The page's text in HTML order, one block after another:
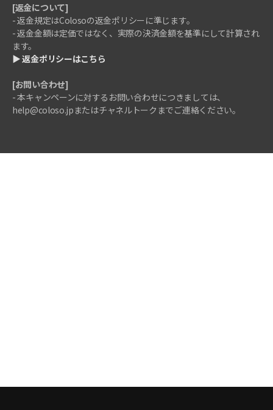
[返金について]
- 返金規定はColosoの返金ポリシーに準じます。
- 返金金額は定価ではなく、実際の決済金額を基準にして計算され
ます。
▶ 返金ポリシーはこちら
[お問い合わせ]
- 本キャンペーンに対するお問い合わせにつきましては、
help@coloso.jpまたはチャネルトークまでご連絡ください。